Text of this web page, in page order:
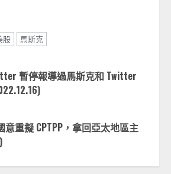
股 馬斯克
暫停報導過馬斯克和 Twitter
意重擬 CPTPP，拿回亞太地區主